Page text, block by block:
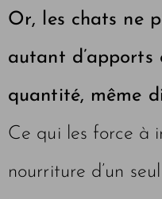
Or, les chats ne
autant d’apports
quantité, même
Ce qui les force à
nourriture d’un